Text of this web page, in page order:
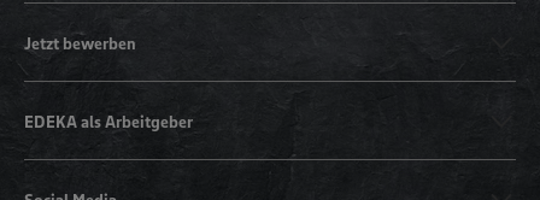
Jetzt bewerben
EDEKA als Arbeitgeber